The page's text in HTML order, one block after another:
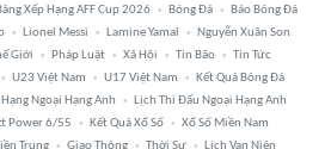
Xếp Hạng AFF Cup 2026 Bóng Đá
Báo Bóng Đá
Lionel Messi Lamine Yamal
Nguyễn Xuân Son
Giới Pháp Luật Xã Hội Tin Bão
Tin Tức
U23 Việt Nam U17 Việt Nam
Kết Quả Bóng Đá
Ngoại Hạng Anh
Lịch Thi Đấu Ngoại Hạng Anh
Power 6/55 Kết Quả Xổ Số
Xổ Số Miền Nam
Trung Giao Thông Thời Sự Lịch Vạn Niên